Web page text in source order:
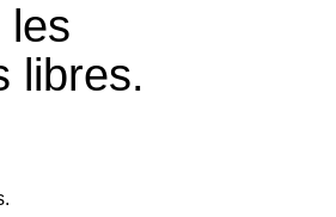
les
libres.